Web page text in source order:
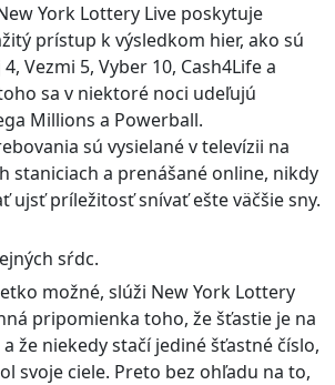
York Lottery Live poskytuje
prístup k výsledkom hier, ako sú
Vezmi 5, Vyber 10, Cash4Life a
sa v niektoré noci udeľujú
Millions a Powerball.
sú vysielané v televízii na
staniciach a prenášané online, nikdy
ujsť príležitosť snívať ešte väčšie sny.
sŕdc.
možné, slúži New York Lottery
pripomienka toho, že šťastie je na
že niekedy stačí jediné šťastné číslo,
svoje ciele. Preto bez ohľadu na to,